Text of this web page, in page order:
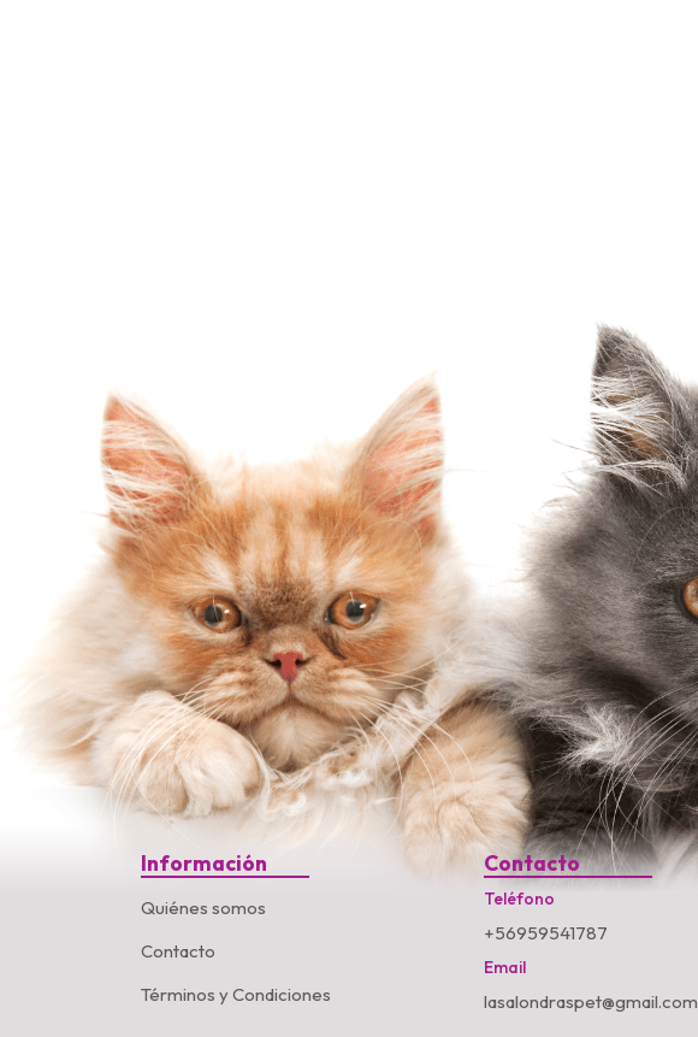
Información
Quiénes somos
Contacto
Términos y Condiciones
Contacto
Teléfono
+56959541787
Email
lasalondraspet@gmail.com